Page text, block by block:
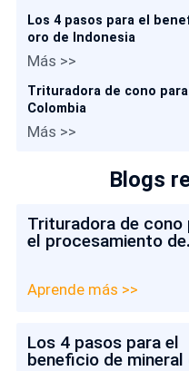
Los 4 pasos para el
oro de Indonesia
Más >>
Trituradora de cono
Colombia
Más >>
Blogs
Trituradora de cono
el procesamiento de
Aprende más >>
Los 4 pasos para el
beneficio de mineral